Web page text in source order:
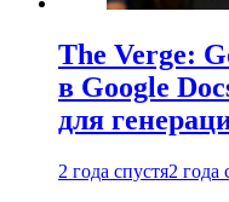
The Verge:
в Google
для
2 года спустя2 года